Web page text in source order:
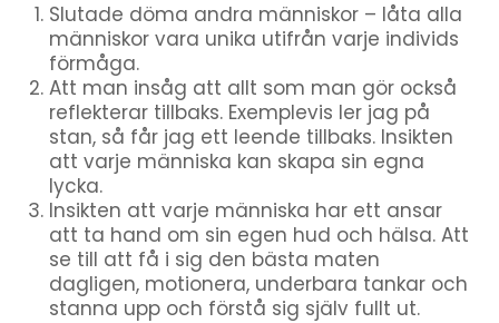
Slutade döma andra människor – låta alla
människor vara unika utifrån varje individs
förmåga.
Att man insåg att allt som man gör också
reflekterar tillbaks. Exemplevis ler jag på
stan, så får jag ett leende tillbaks. Insikten
att varje människa kan skapa sin egna
lycka.
Insikten att varje människa har ett ansar
att ta hand om sin egen hud och hälsa. Att
se till att få i sig den bästa maten
dagligen, motionera, underbara tankar och
stanna upp och förstå sig själv fullt ut.